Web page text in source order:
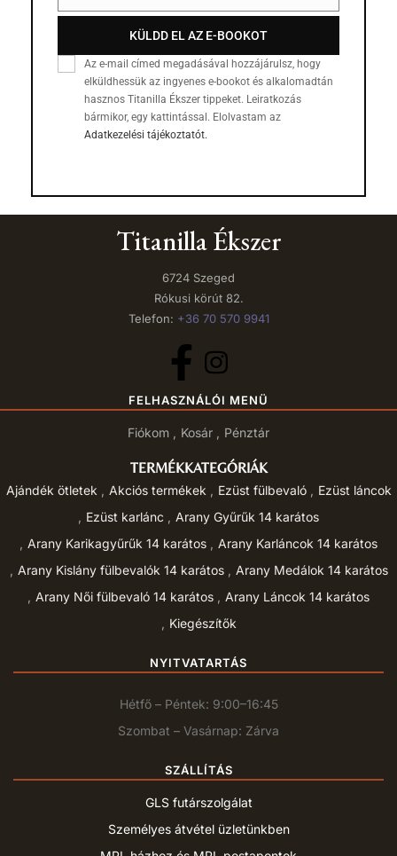
mail
KÜLDD EL AZ E-BOOKOT
Az e-mail címed megadásával hozzájárulsz, hogy
elküldhessük az ingyenes e-bookot és alkalomadtán
hasznos Titanilla Ékszer tippeket. Leiratkozás
bármikor, egy kattintással. Elolvastam az
Adatkezelési tájékoztatót.
Titanilla Ékszer
6724 Szeged
Rókusi körút 82.
Telefon: +36 70 570 9941
FELHASZNÁLÓI MENÜ
Fiókom Kosár Pénztár
TERMÉKKATEGÓRIÁK
Ajándék ötletek Akciós termékek Ezüst fülbevaló
Ezüst láncok
Ezüst karlánc
Arany Gyűrűk 14 karátos
Arany Karikagyűrűk 14 karátos
Arany Karláncok 14 karátos
Arany Kislány fülbevalók 14 karátos
Arany Medálok 14 karátos
Arany Női fülbevaló 14 karátos
Arany Láncok 14 karátos
Kiegészítők
NYITVATARTÁS
Hétfő – Péntek: 9:00–16:45
Szombat – Vasárnap: Zárva
SZÁLLÍTÁS
GLS futárszolgálat
Személyes átvétel üzletünkben